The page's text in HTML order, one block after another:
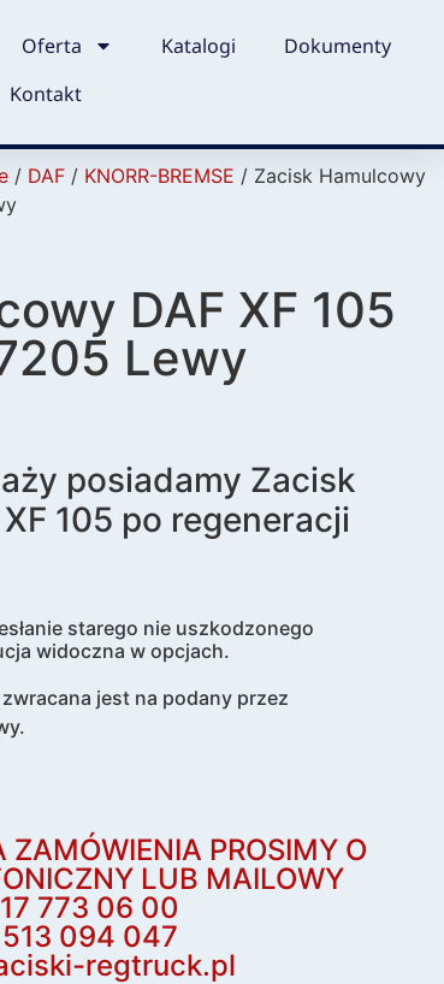
Oferta Katalogi
Dokumenty
Kontakt
/ DAF / KNORR-BREMSE / Zacisk Hamulcowy
DAF XF 105
Lewy
posiadamy Zacisk
105 po regeneracji
starego nie uszkodzonego
widoczna w opcjach.
jest na podany przez
ZAMÓWIENIA PROSIMY O
LUB MAILOWY
773 06 00
094 047
regtruck.pl